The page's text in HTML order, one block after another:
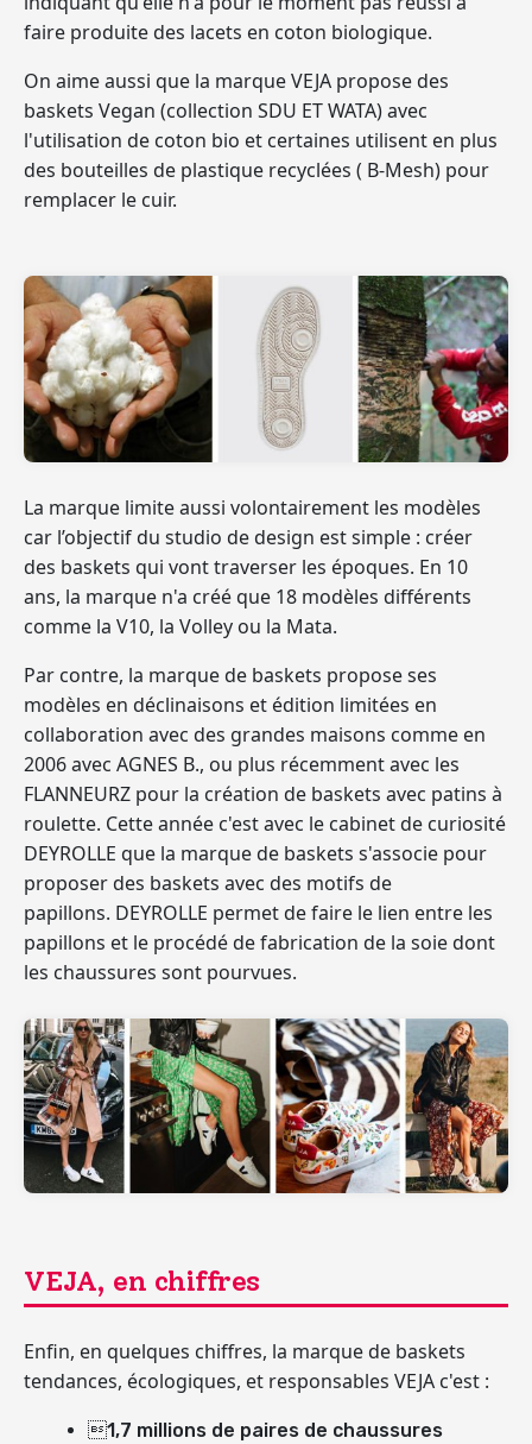
faire produite des lacets en coton biologique.
On aime aussi que la marque VEJA propose des
baskets Vegan (collection SDU ET WATA) avec
l'utilisation de coton bio et certaines utilisent en plus
des bouteilles de plastique recyclées ( B-Mesh) pour
remplacer le cuir.
La marque limite aussi volontairement les modèles
car l’objectif du studio de design est simple : créer
des baskets qui vont traverser les époques. En 10
ans, la marque n'a créé que 18 modèles différents
comme la V10, la Volley ou la Mata.
Par contre, la marque de baskets propose ses
modèles en déclinaisons et édition limitées en
collaboration avec des grandes maisons comme en
2006 avec AGNES B., ou plus récemment avec les
FLANNEURZ pour la création de baskets avec patins à
roulette. Cette année c'est avec le cabinet de curiosité
DEYROLLE que la marque de baskets s'associe pour
proposer des baskets avec des motifs de
papillons. DEYROLLE permet de faire le lien entre les
papillons et le procédé de fabrication de la soie dont
les chaussures sont pourvues.
VEJA, en chiffres
Enfin, en quelques chiffres, la marque de baskets
tendances, écologiques, et responsables VEJA c'est :
1,7 millions de paires de chaussures